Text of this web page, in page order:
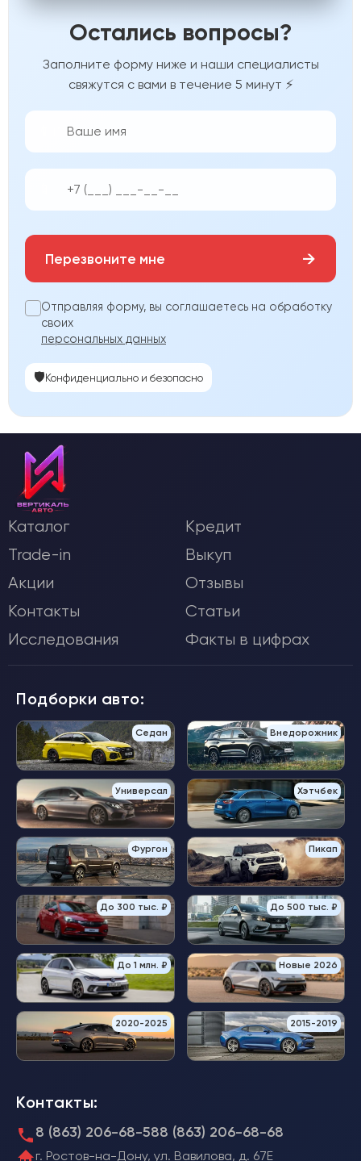
Остались вопросы?
Заполните форму ниже и наши специалисты
свяжутся с вами в течение 5 минут ⚡
Перезвоните мне →
Отправляя форму, вы соглашаетесь на обработку
своих
персональных данных
🛡️Конфиденциально и безопасно
Каталог
Кредит
Trade-in
Выкуп
Акции
Отзывы
Контакты
Статьи
Исследования
Факты в цифрах
Подборки авто:
Седан Внедорожник
Универсал Хэтчбек
Фургон Пикап
До 300 тыс. ₽ До 500 тыс. ₽
До 1 млн. ₽ Новые 2026
2020-2025 2015-2019
Контакты:
8 (863) 206-68-588 (863) 206-68-68
г. Ростов-на-Дону, ул. Вавилова, д. 67Е